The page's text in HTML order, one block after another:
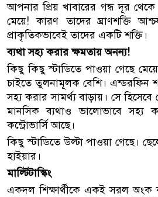
আপনার প্রিয় খাবারের গন্ধ দূর
মেয়ে! কারণ তাদের ঘ্রাণশক্তি
প্রাকৃতিকভাবেই তাদের একটি শক্তি।
ব্যথা সহ্য করার ক্ষমতায় অনন্য!
কিছু কিছু স্টাডিতে পাওয়া গেছে
চাইতে তুলনামূলক বেশি। এন্ডরফিন
সহ্য করার সামর্থ্য বাড়ায়। সে
মানসিক ব্যথাও ভালোভাবে সহ্য
কন্ট্রোভার্সি আছে।
কিছু স্টাডিতে উল্টা পাওয়া গেছে।
হাইয়ার।
মাল্টিটাস্কিং
একদল শিক্ষার্থীকে একই সরল অংক